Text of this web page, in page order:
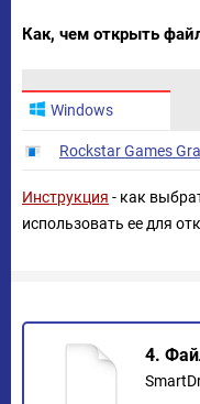
Как, чем открыть
Windows
Rockstar Games
Инструкция - как
использовать ее для
4.